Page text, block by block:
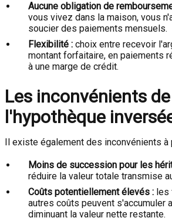
Aucune obligation de
vous vivez dans la maison, vous
soucier des paiements mensuels.
Flexibilité : choix entre recevoir
montant forfaitaire, en paiements
à une marge de crédit.
Les inconvénients de
l'hypothèque
Il existe également des inconvénients à
Moins de succession pour les
réduire la valeur totale transmise
Coûts potentiellement élevés : les
autres coûts peuvent s'accumuler
diminuant la valeur nette restante.